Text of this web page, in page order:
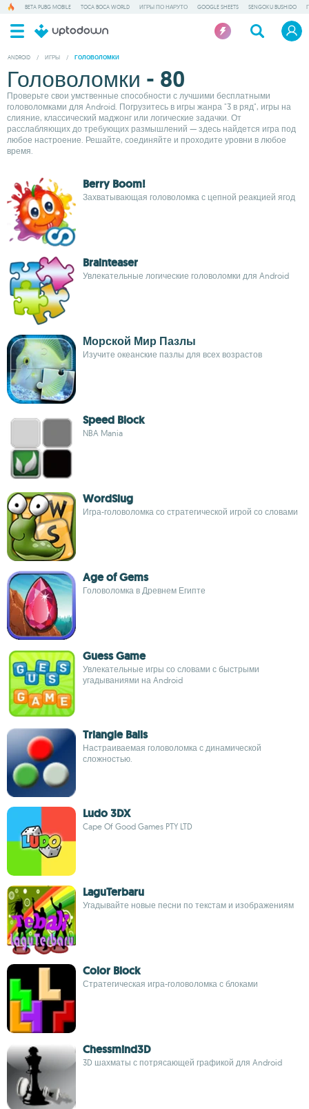
BETA PUBG MOBILE TOCA BOCA WORLD ИГРЫ ПО НАРУТО GOOGLE SHEETS SENGOKU BUSHIDO
ANDROID / ИГРЫ / ГОЛОВОЛОМКИ
Головоломки - 80
Проверьте свои умственные способности с лучшими бесплатными
головоломками для Android. Погрузитесь в игры жанра "3 в ряд", игры на
слияние, классический маджонг или логические задачки. От
расслабляющих до требующих размышлений — здесь найдется игра под
любое настроение. Решайте, соединяйте и проходите уровни в любое
время.
Berry Boom!
Захватывающая головоломка с цепной реакцией ягод
Brainteaser
Увлекательные логические головоломки для Android
Морской Мир Пазлы
Изучите океанские пазлы для всех возрастов
Speed Block
NBA Mania
WordSlug
Игра-головоломка со стратегической игрой со словами
Age of Gems
Головоломка в Древнем Египте
Guess Game
Увлекательные игры со словами с быстрыми
угадываниями на Android
Triangle Balls
Настраиваемая головоломка с динамической
сложностью.
Ludo 3DX
Cape Of Good Games PTY LTD
LaguTerbaru
Угадывайте новые песни по текстам и изображениям
Color Block
Стратегическая игра-головоломка с блоками
Chessmind3D
3D шахматы с потрясающей графикой для Android